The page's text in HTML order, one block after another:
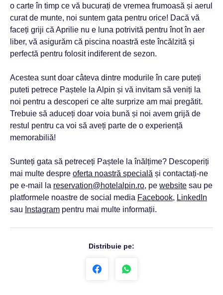
o carte în timp ce vă bucurați de vremea frumoasă și aerul
curat de munte, noi suntem gata pentru orice! Dacă vă
faceți griji că Aprilie nu e luna potrivită pentru înot în aer
liber, vă asigurăm că piscina noastră este încălzită și
perfectă pentru folosit indiferent de sezon.
Acestea sunt doar câteva dintre modurile în care puteți
puteti petrece Paștele la Alpin și vă invitam să veniți la
noi pentru a descoperi ce alte surprize am mai pregătit.
Trebuie să aduceți doar voia bună și noi avem grijă de
restul pentru ca voi să aveți parte de o experiență
memorabiliă!
Sunteți gata să petreceți Paștele la înălțime? Descoperiți
mai multe despre oferta noastră specială și contactați-ne
pe e-mail la reservation@hotelalpin.ro, pe website sau pe
platformele noastre de social media Facebook, LinkedIn
sau Instagram pentru mai multe informații.
Distribuie pe: